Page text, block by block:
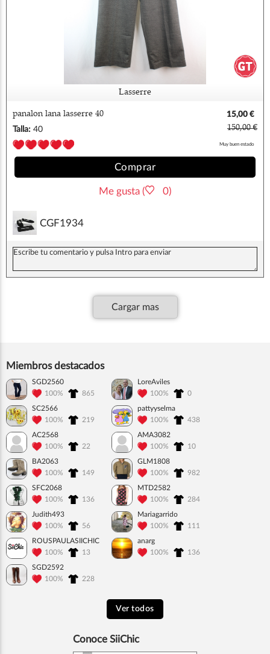
Lasserre
panalon lana lasserre 40
15,00 €
Talla: 40 150,00 €
Muy buen estado
Comprar
Me gusta ( 0)
CGF1934
Cargar mas
Miembros destacados
SGD2560
100%
865
LoreAviles
100%
0
SC2566
100%
219
pattyyselma
100%
438
AC2568
100%
22
AMA3082
100%
10
BA2063
100%
149
GLM1808
100%
982
SFC2068
100%
136
MTD2582
100%
284
Judith493
100%
56
Mariagarrido
100%
111
ROUSPAULASIICHIC
100%
13
anarg
100%
136
SGD2592
100%
228
Ver todos
Conoce SiiChic